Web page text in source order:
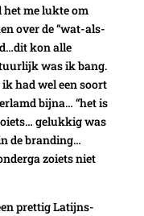
het me lukte om
over de “wat-als-
kon alle
was ik bang.
had wel een soort
bijna… “het is
gelukkig was
de branding…
zoiets niet
prettig Latijns-